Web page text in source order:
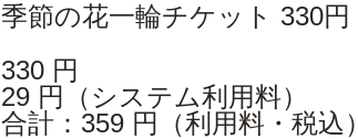
季節の花一輪チケット 330円
330 円
29 円（システム利用料）
合計：359 円（利用料・税込）